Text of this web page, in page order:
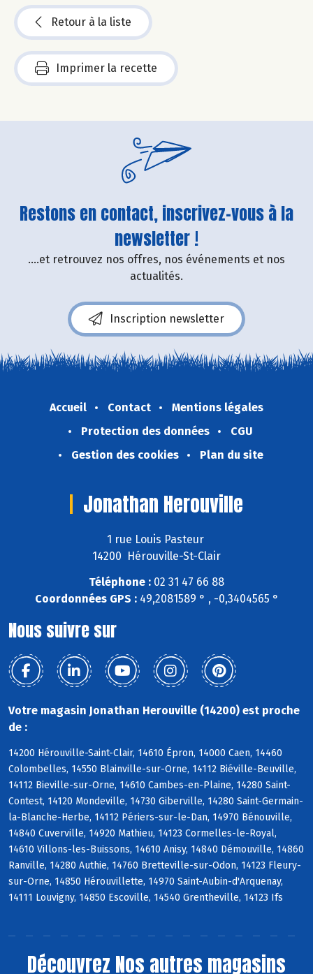
Retour à la liste
Imprimer la recette
Restons en contact, inscrivez-vous à la
newsletter !
....et retrouvez nos offres, nos événements et nos
actualités.
Inscription newsletter
Accueil Contact
Mentions légales
Protection des données
CGU
Gestion des cookies
Plan du site
Jonathan Herouville
1 rue Louis Pasteur
14200 Hérouville-St-Clair
Téléphone : 02 31 47 66 88
Coordonnées GPS :49,2081589 ° , -0,3404565 °
Nous suivre sur
Votre magasin Jonathan Herouville (14200) est proche
de :
14200 Hérouville-Saint-Clair, 14610 Épron, 14000 Caen, 14460
Colombelles, 14550 Blainville-sur-Orne, 14112 Biéville-Beuville,
14112 Bieville-sur-Orne, 14610 Cambes-en-Plaine, 14280 Saint-
Contest, 14120 Mondeville, 14730 Giberville, 14280 Saint-Germain-
la-Blanche-Herbe, 14112 Périers-sur-le-Dan, 14970 Bénouville,
14840 Cuverville, 14920 Mathieu, 14123 Cormelles-le-Royal,
14610 Villons-les-Buissons, 14610 Anisy, 14840 Démouville, 14860
Ranville, 14280 Authie, 14760 Bretteville-sur-Odon, 14123 Fleury-
sur-Orne, 14850 Hérouvillette, 14970 Saint-Aubin-d'Arquenay,
14111 Louvigny, 14850 Escoville, 14540 Grentheville, 14123 Ifs
Découvrez Nos autres magasins